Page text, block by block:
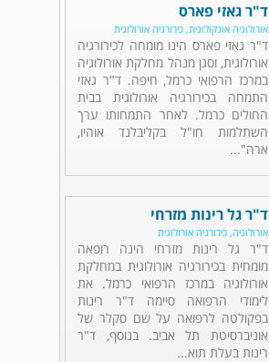
ד"ר גאזי פארס
אורולוגיה אונקולוגית, כירורגיה אורולוגית
ד"ר גאזי פארס הינו מומחה לכירורגיה
אורולוגית, וסגן מנהל מחלקת אורולוגיה
במרכז הרפואי כרמל, חיפה. ד"ר גאזי
התמחה בכירורגיה אורולוגית בבית
החולים כרמל. לאחר התמחותו ערך
השתלמות חו"ל בקליבלנד אוהיו,
ארה"...
ד"ר גל רינות מזרחי
אורולוגיה, כירורגיה אורולוגית
ד"ר גל רינות מזרחי הינה רופאה
מומחית בכירורגיה אורולוגית במחלקת
אורולוגיה במרכז הרפואי כרמל. את
לימודי הרפואה סיימה ד"ר רינות
בפקולטה לרפואה על שם סקלר של
אוניברסיטת תל אביב. בנוסף, ד"ר
רינות בעלת תוא...